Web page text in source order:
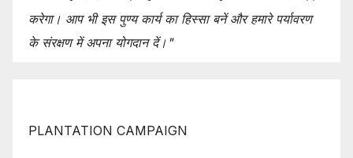
करेगा। आप भीइस पुण्यकार्यकाहिस्साबनेंऔरहमारे पर्यावरण
के संरक्षणमेंअपना योगदानदें।"
PLANTATION CAMPAIGN